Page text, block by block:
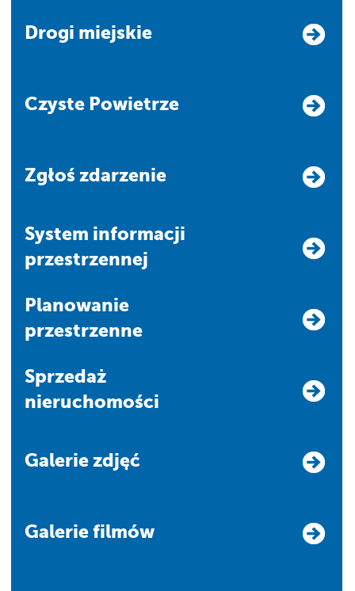
Drogi miejskie
Czyste Powietrze
Zgłoś zdarzenie
system informacji
przestrzennej
Planowanie
przestrzenne
Sprzedaż
nieruchomości
Galerie zdjęć
Galerie filmów